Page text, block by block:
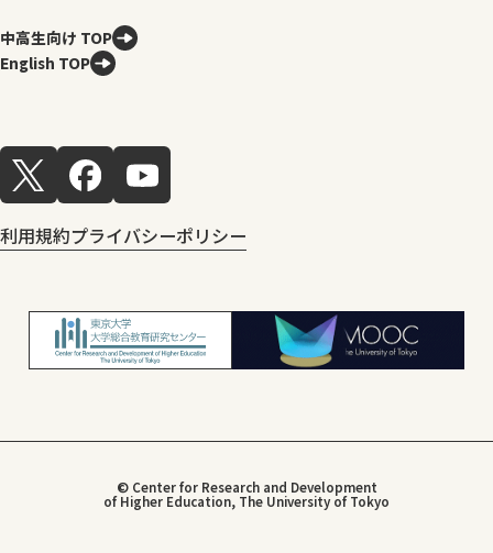
中高生向け TOP
English TOP
利用規約プライバシーポリシー
© Center for Research and Development
of Higher Education, The University of Tokyo